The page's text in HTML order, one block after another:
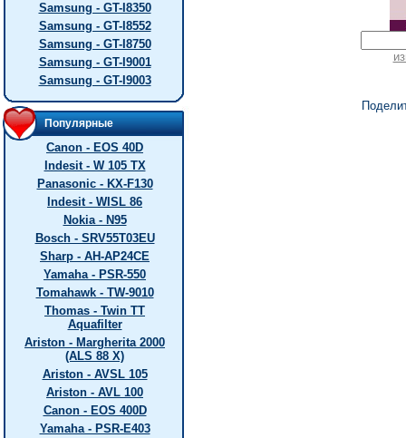
Samsung - GT-I8350
Samsung - GT-I8552
Samsung - GT-I8750
Samsung - GT-I9001
Samsung - GT-I9003
Популярные
Canon - EOS 40D
Indesit - W 105 TX
Panasonic - KX-F130
Indesit - WISL 86
Nokia - N95
Bosch - SRV55T03EU
Sharp - AH-AP24CE
Yamaha - PSR-550
Tomahawk - TW-9010
Thomas - Twin TT
Aquafilter
Ariston - Margherita 2000
(ALS 88 X)
Ariston - AVSL 105
Ariston - AVL 100
Canon - EOS 400D
Yamaha - PSR-E403